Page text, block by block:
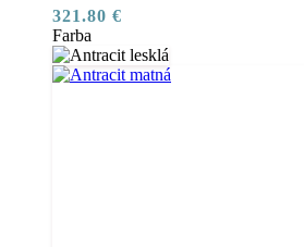
321.80 €
Farba